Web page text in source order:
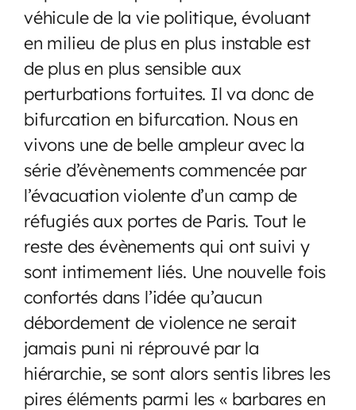
véhicule de la vie politique, évoluant
en milieu de plus en plus instable est
de plus en plus sensible aux
perturbations fortuites. Il va donc de
bifurcation en bifurcation. Nous en
vivons une de belle ampleur avec la
série d’évènements commencée par
l’évacuation violente d’un camp de
réfugiés aux portes de Paris. Tout le
reste des évènements qui ont suivi y
sont intimement liés. Une nouvelle fois
confortés dans l’idée qu’aucun
débordement de violence ne serait
jamais puni ni réprouvé par la
hiérarchie, se sont alors sentis libres les
pires éléments parmi les « barbares en